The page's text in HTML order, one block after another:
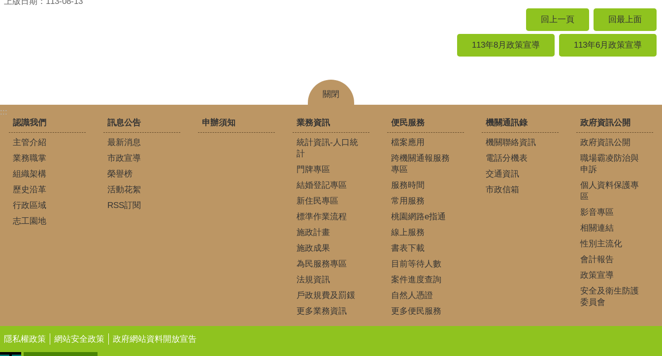
回上一頁
回最上面
113年8月政策宣導 113年6月政策宣導
關閉
:::
認識我們
主管介紹
業務職掌
組織架構
歷史沿革
行政區域
志工園地
訊息公告
最新消息
市政宣導
榮譽榜
活動花絮
RSS訂閱
申辦須知 業務資訊
統計資訊-人口統
計
門牌專區
結婚登記專區
新住民專區
標準作業流程
施政計畫
施政成果
為民服務專區
法規資訊
戶政規費及罰鍰
更多業務資訊
便民服務
檔案應用
跨機關通報服務
專區
服務時間
常用服務
桃園網路e指通
線上服務
書表下載
目前等待人數
案件進度查詢
自然人憑證
更多便民服務
機關通訊錄
機關聯絡資訊
電話分機表
交通資訊
市政信箱
政府資訊公開
政府資訊公開
職場霸凌防治與
申訴
個人資料保護專
區
影音專區
相關連結
性別主流化
會計報告
政策宣導
安全及衛生防護
委員會
隱私權政策 網站安全政策 政府網站資料開放宣告